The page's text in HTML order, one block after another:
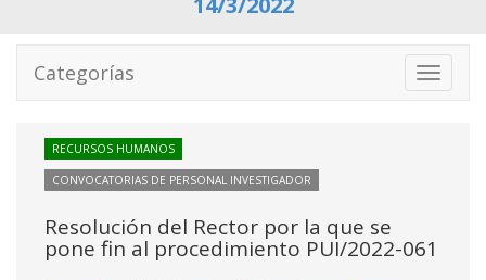
Toggle
Categorías
RECURSOS HUMANOS
CONVOCATORIAS DE PERSONAL INVESTIGADOR
Resolución del Rector por la que se
pone fin al procedimiento PUI/2022-061